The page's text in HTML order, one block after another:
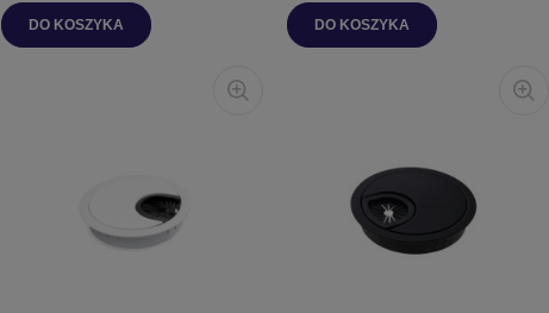
DO KOSZYKA DO KOSZYKA